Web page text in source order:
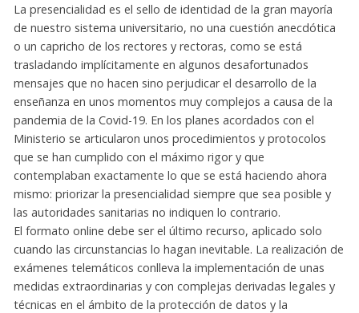
La presencialidad es el sello de identidad de la gran mayoría
de nuestro sistema universitario, no una cuestión anecdótica
o un capricho de los rectores y rectoras, como se está
trasladando implícitamente en algunos desafortunados
mensajes que no hacen sino perjudicar el desarrollo de la
enseñanza en unos momentos muy complejos a causa de la
pandemia de la Covid-19. En los planes acordados con el
Ministerio se articularon unos procedimientos y protocolos
que se han cumplido con el máximo rigor y que
contemplaban exactamente lo que se está haciendo ahora
mismo: priorizar la presencialidad siempre que sea posible y
las autoridades sanitarias no indiquen lo contrario.
El formato online debe ser el último recurso, aplicado solo
cuando las circunstancias lo hagan inevitable. La realización de
exámenes telemáticos conlleva la implementación de unas
medidas extraordinarias y con complejas derivadas legales y
técnicas en el ámbito de la protección de datos y la